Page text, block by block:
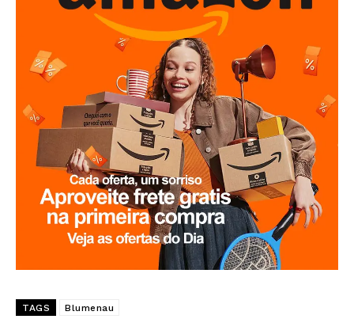
TAGS Blumenau